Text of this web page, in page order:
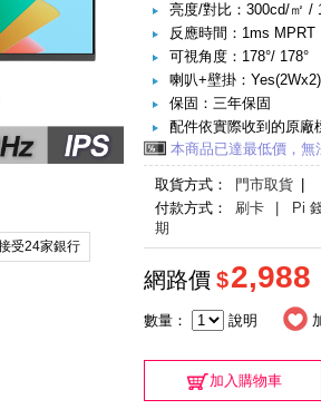
受24家銀行
亮度/對比：300cd/㎡ /
反應時間：1ms MPRT
可視角度：178°/ 178°
喇叭+壁掛：
保固：三年保固
配件依實際收到的原廠
本商品已達最低價，
取貨方式： 門市取貨
付款方式：
刷卡 | Pi
期
網路價 $2,988
數量： 說明
加入購物車